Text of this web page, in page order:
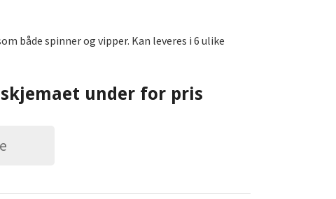
både spinner og vipper. Kan leveres i 6 ulike
under for pris